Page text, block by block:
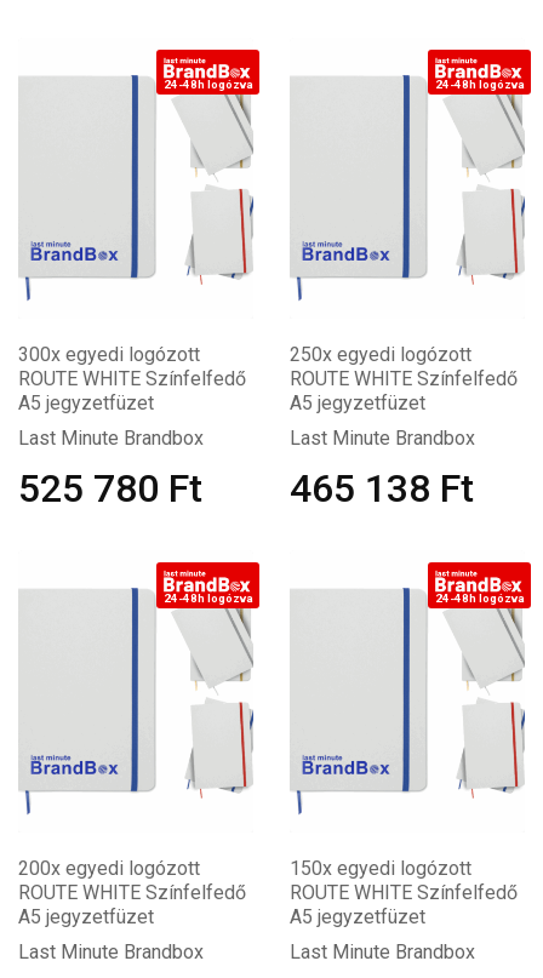
24-48h logózva
300x egyedi logózott
ROUTE WHITE Színfelfedő
A5 jegyzetfüzet
Last Minute Brandbox
525 780 Ft
24-48h logózva
250x egyedi logózott
ROUTE WHITE Színfelfedő
A5 jegyzetfüzet
Last Minute Brandbox
465 138 Ft
24-48h logózva
200x egyedi logózott
ROUTE WHITE Színfelfedő
A5 jegyzetfüzet
Last Minute Brandbox
24-48h logózva
150x egyedi logózott
ROUTE WHITE Színfelfedő
A5 jegyzetfüzet
Last Minute Brandbox